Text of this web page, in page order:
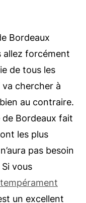
Bordeaux
allez forcément
de tous les
va chercher à
au contraire.
de Bordeaux fait
les plus
pas besoin
vous
un excellent